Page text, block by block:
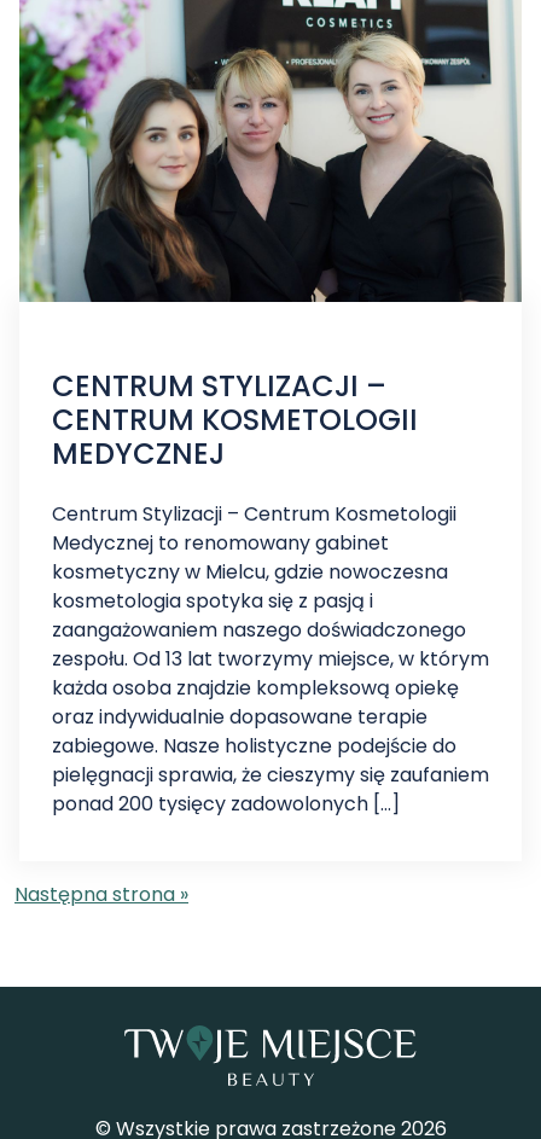
CENTRUM STYLIZACJI –
CENTRUM KOSMETOLOGII
MEDYCZNEJ
Centrum Stylizacji – Centrum Kosmetologii
Medycznej to renomowany gabinet
kosmetyczny w Mielcu, gdzie nowoczesna
kosmetologia spotyka się z pasją i
zaangażowaniem naszego doświadczonego
zespołu. Od 13 lat tworzymy miejsce, w którym
każda osoba znajdzie kompleksową opiekę
oraz indywidualnie dopasowane terapie
zabiegowe. Nasze holistyczne podejście do
pielęgnacji sprawia, że cieszymy się zaufaniem
ponad 200 tysięcy zadowolonych […]
Następna strona »
© Wszystkie prawa zastrzeżone 2026